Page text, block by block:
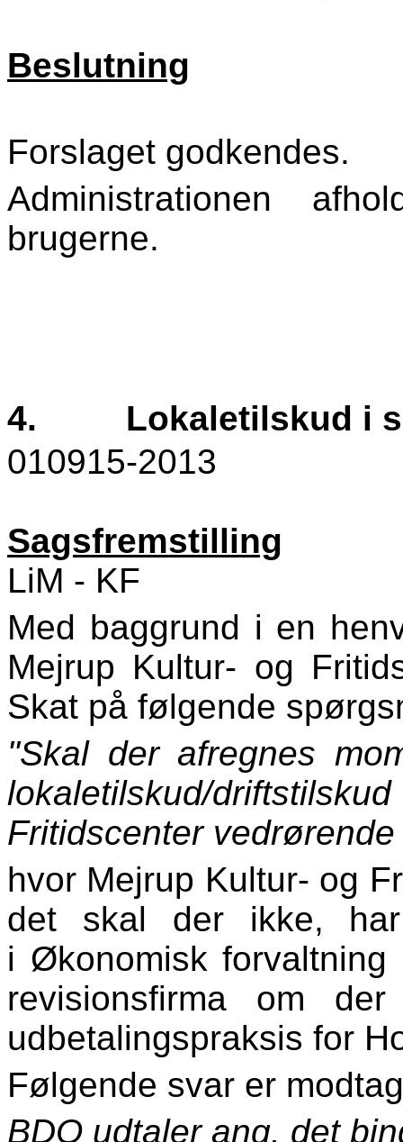
Beslutning
Forslaget godkendes.
Administrationen
brugerne.
4.
Lokaletilskud i
010915-2013
Sagsfremstilling
LiM - KF
Med baggrund i en
Mejrup Kultur- og
Skat på følgende
"Skal der afregnes
lokaletilskud/
Fritidscenter
hvor Mejrup Kultur- og
det skal der ikke, har
i Økonomisk forvaltning
revisionsfirma om
udbetalingspraksis for
Følgende svar er
BDO udtaler ang. det